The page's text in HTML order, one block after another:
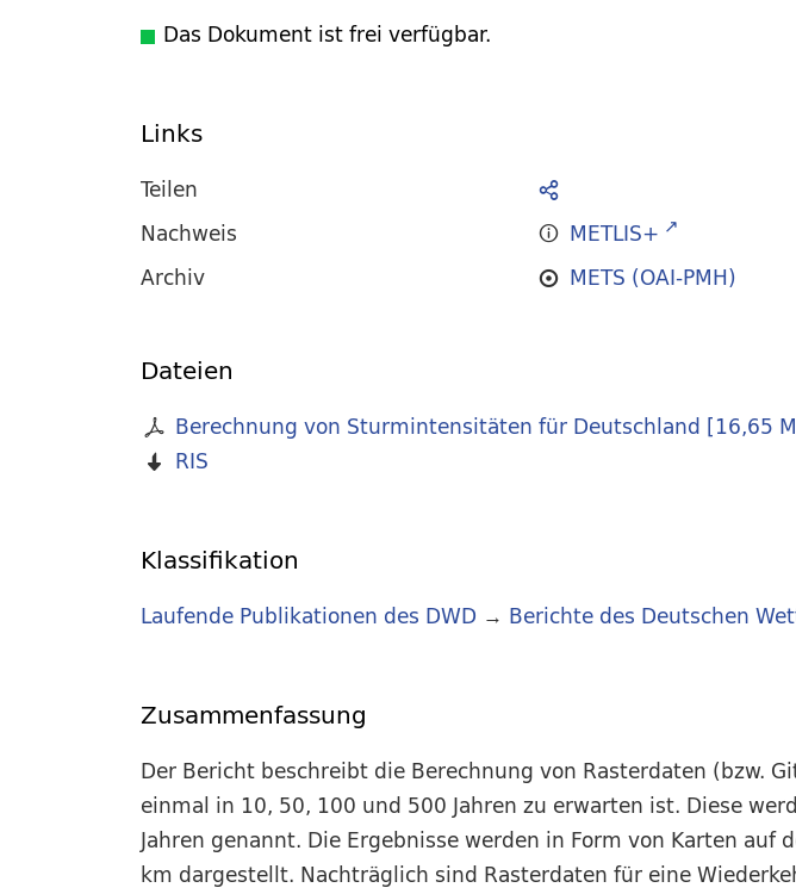
Das Dokument ist frei verfügbar.
Links
Teilen
Nachweis
METLIS+
Archiv
METS (OAI-PMH)
Dateien
Berechnung von Sturmintensitäten für Deutschland [16,65
RIS
Klassifikation
Laufende Publikationen des DWD → Berichte des Deutschen
Zusammenfassung
Der Bericht beschreibt die Berechnung von Rasterdaten
einmal in 10, 50, 100 und 500 Jahren zu erwarten ist. Diese
Jahren genannt. Die Ergebnisse werden in Form von Karten
km dargestellt. Nachträglich sind Rasterdaten für eine